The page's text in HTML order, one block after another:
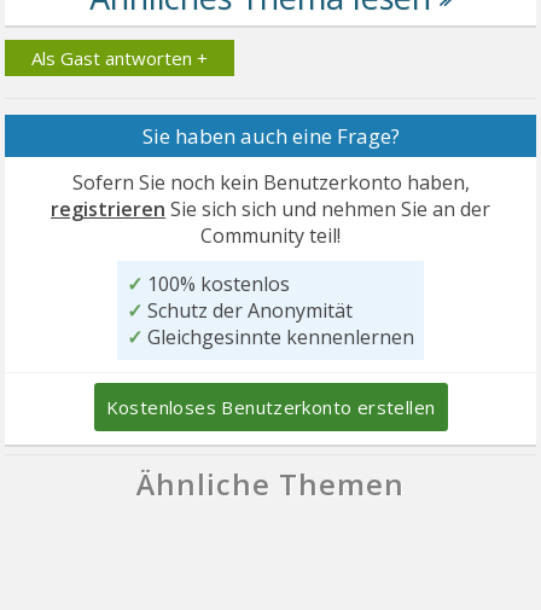
Als Gast antworten +
Sie haben auch eine Frage?
Sofern Sie noch kein Benutzerkonto haben,
registrieren Sie sich sich und nehmen Sie an der
Community teil!
✓ 100% kostenlos
✓ Schutz der Anonymität
✓ Gleichgesinnte kennenlernen
Kostenloses Benutzerkonto erstellen
Ähnliche Themen